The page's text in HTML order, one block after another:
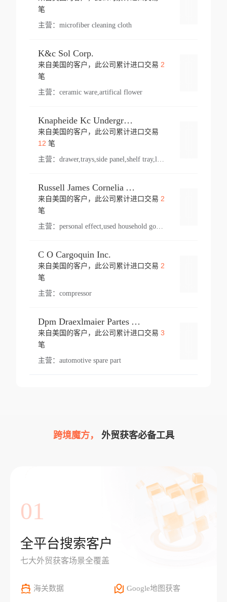
笔
主营： microfiber cleaning cloth
K&c Sol Corp.
来自美国的客户，此公司累计进口交易 2
笔
主营： ceramic ware,artifical flower
Knapheide Kc Underground
来自美国的客户，此公司累计进口交易
12 笔
主营：
Russell James Cornelia Arlington Va
来自美国的客户，此公司累计进口交易 2
笔
主营： personal effect,used household goods
C O Cargoquin Inc.
来自美国的客户，此公司累计进口交易 2
笔
主营： compressor
Dpm Draexlmaier Partes Automotrices Corr Ind Huejotzingo
来自美国的客户，此公司累计进口交易 3
笔
主营： automotive spare part
跨境魔方， 外贸获客必备工具
01
全平台搜索客户
七大外贸获客场景全覆盖
海关数据 Google地图获客